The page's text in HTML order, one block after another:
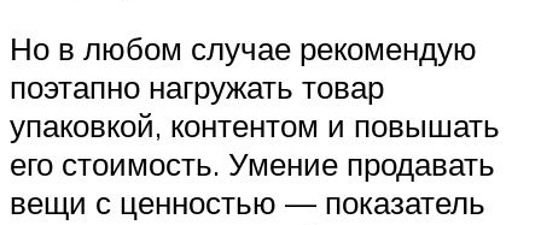
Но в любом случае рекомендую
поэтапно нагружать товар
упаковкой, контентом и повышать
его стоимость. Умение продавать
вещи с ценностью — показатель